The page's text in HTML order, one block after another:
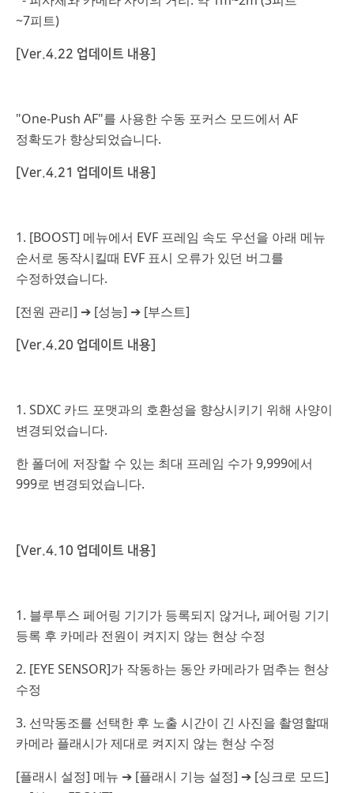
~7피트)
[Ver.4.22 업데이트 내용]
"One-Push AF"를 사용한 수동 포커스 모드에서 AF
정확도가 향상되었습니다.
[Ver.4.21 업데이트 내용]
1. [BOOST] 메뉴에서 EVF 프레임 속도 우선을 아래 메뉴
순서로 동작시킬때 EVF 표시 오류가 있던 버그를
수정하였습니다.
[전원 관리] ➔ [성능] ➔ [부스트]
[Ver.4.20 업데이트 내용]
1. SDXC 카드 포맷과의 호환성을 향상시키기 위해 사양이
변경되었습니다.
한 폴더에 저장할 수 있는 최대 프레임 수가 9,999에서
999로 변경되었습니다.
[Ver.4.10 업데이트 내용]
1. 블루투스 페어링 기기가 등록되지 않거나, 페어링 기기
등록 후 카메라 전원이 켜지지 않는 현상 수정
2. [EYE SENSOR]가 작동하는 동안 카메라가 멈추는 현상
수정
3. 선막동조를 선택한 후 노출 시간이 긴 사진을 촬영할때
카메라 플래시가 제대로 켜지지 않는 현상 수정
[플래시 설정] 메뉴 ➔ [플래시 기능 설정] ➔ [싱크로 모드]